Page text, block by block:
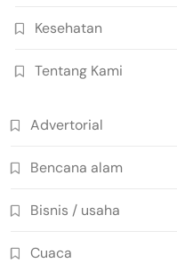
Kesehatan
Tentang Kami
Advertorial
Bencana alam
Bisnis / usaha
Cuaca